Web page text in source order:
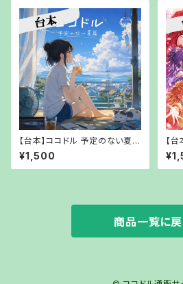
【台本】ココドル 予定のない夏篇
【PDFでお渡し】
¥1,500
【
も僕
たら
商品一覧に